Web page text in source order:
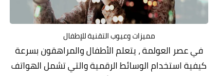
مميزات وعيوب التقنية للإطفال
في عصر العولمة ، يتعلم الأطفال والمراهقون بسرعة
كيفية استخدام الوسائط الرقمية والتي تشمل الهواتف